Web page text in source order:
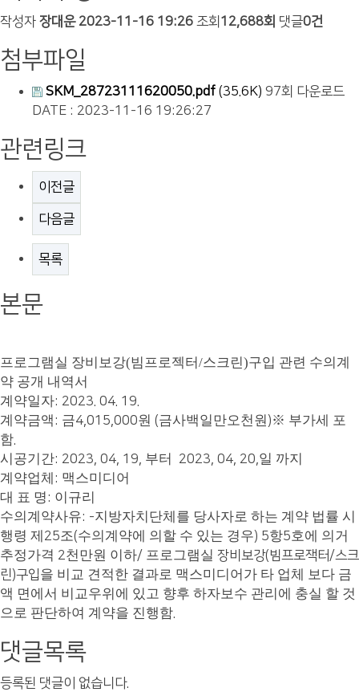
작성자 장대운 2023-11-16 19:26 조회 12,688회 댓글0건
첨부파일
SKM_28723111620050.pdf (35.6K) 97회 다운로드
DATE : 2023-11-16 19:26:27
관련링크
이전글
다음글
목록
본문
프로그램실 장비보강(빔프로젝터/스크린)구입 관련 수의계
약 공개 내역서
계약일자: 2023. 04. 19.
계약금액: 금4,015,000원 (금사백일만오천원 )※ 부가세 포
함.
시공기간: 2023, 04, 19, 부터 2023, 04, 20,일 까지
계약업체 : 맥스미디어
대 표 명: 이규리
수의계약사유: -지방자치단체를 당사자로 하는 계약 법률 시
행령 제 25조(수의계약에 의할 수 있는 경우) 5항5호에 의거
추정가격 2천만원 이하/ 프로그램실 장비보강(빔프로잭터/스크
린)구입을 비교 견적한 결과로 맥스미디어가 타 업체 보다 금
액 면에서 비교우위에 있고 향후 하자보수 관리에 충실 할 것
으로 판단하여 계약을 진행함.
댓글목록
등록된 댓글이 없습니다.